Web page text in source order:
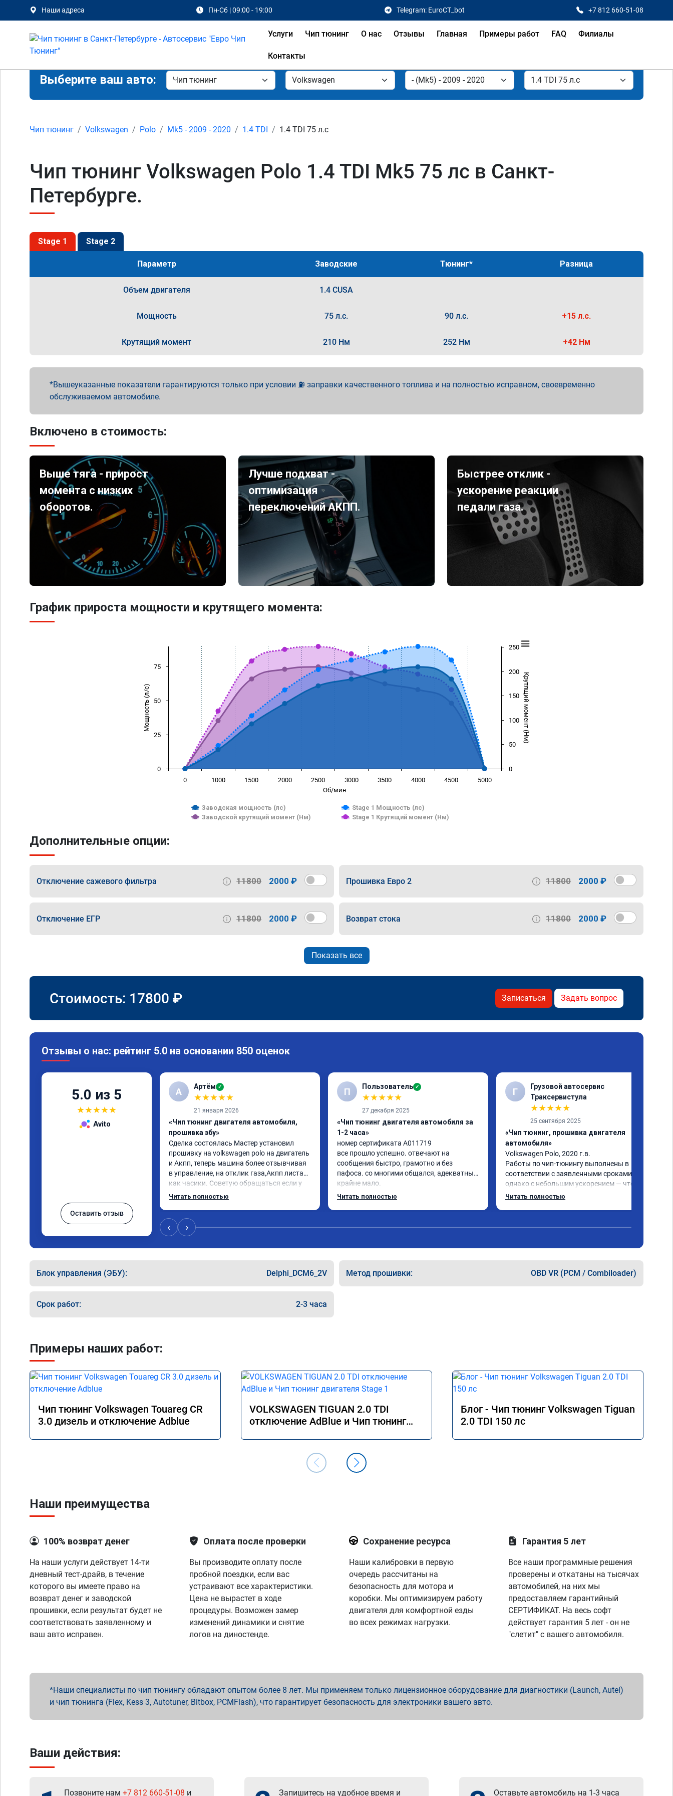
Наши адреса Пн-Сб | 09:00 - 19:00 Telegram: EuroCT_bot +7 812 660-51-08
Услуги Чип тюнинг О нас Отзывы Главная Примеры работ FAQ Филиалы
Контакты
Выберите ваш авто:
Чип тюнинг Volkswagen Polo Mk5 - 2009 - 2020 1.4 TDI 1.4 TDI 75 л.с
Чип тюнинг Volkswagen Polo 1.4 TDI Mk5 75 лс в Санкт-
Петербурге.
Stage 1 Stage 2
Параметр Заводские Тюнинг* Разница
Объем двигателя 1.4 CUSA
Мощность 75 л.с. 90 л.с. +15 л.с.
Крутящий момент 210 Нм 252 Нм +42 Нм
Вышеуказанные показатели гарантируются только при условии ⛽ заправки качественного топлива и на полностью исправном, своевременно
обслуживаемом автомобиле.
Включено в стоимость:
Выше тяга - прирост
момента с низких
оборотов.
Лучше подхват -
оптимизация
переключений АКПП.
Быстрее отклик -
ускорение реакции
педали газа.
График прироста мощности и крутящего момента:
Об/мин
Мощность (л/с) Крутящий момент (Нм)
Заводская мощность (лс)
Stage 1 Мощность (лс)
Заводской крутящий момент (Нм)
Stage 1 Крутящий момент (Нм)
0 1000 1500 2000 2500 3000 3500 4000 4500 5000
0
25
50
75
0
50
100
150
200
250
Дополнительные опции:
Отключение сажевого фильтра 11800 2000 ₽ Прошивка Евро 2 11800 2000 ₽
Отключение ЕГР 11800 2000 ₽ Возврат стока 11800 2000 ₽
Показать все
Стоимость: 17800 ₽ Записаться Задать вопрос
Отзывы о нас: рейтинг 5.0 на основании 850 оценок
5.0 из 5
★★★★★
Avito
Оставить отзыв
А Артём ✓
★★★★★
21 января 2026
«Чип тюнинг двигателя автомобиля,
прошивка эбу»
Сделка состоялась Мастер установил
прошивку на volkswagen polo на двигатель
и Акпп, теперь машина более отзывчивая
в управление, на отклик газа,Акпп листает
как часики. Советую обращаться если у
вас возникли проблемы с автомобилем
Читать полностью
П Пользователь ✓
★★★★★
27 декабря 2025
«Чип тюнинг двигателя автомобиля за
1-2 часа»
номер сертификата A011719
все прошло успешно. отвечают на
сообщения быстро, грамотно и без
пафоса. со многими общался, адекватных
крайне мало.
ребята ответили на все вопросы, все
цена была адекватная, в общем
однозначно рекомендую.
Читать полностью
Г
Грузовой автосервис
Траксервистула
★★★★★
25 сентября 2025
«Чип тюнинг, прошивка двигателя
автомобиля»
Volkswagen Polo, 2020 г.в.
Работы по чип-тюнингу выполнены в
соответствии с заявленными сроками,
однако с небольшим ускорением — что
является положительным моментом!
Читать полностью
‹ ›
Блок управления (ЭБУ): Delphi_DCM6_2V Метод прошивки: OBD VR (PCM / Combiloader)
Срок работ: 2-3 часа
Примеры наших работ:
Чип тюнинг Volkswagen Touareg CR
3.0 дизель и отключение Adblue
VOLKSWAGEN TIGUAN 2.0 TDI
отключение AdBlue и Чип тюнинг
Блог - Чип тюнинг Volkswagen Tiguan
2.0 TDI 150 лс
Наши преимущества
100% возврат денег
На наши услуги действует 14-ти
дневный тест-драйв, в течение
которого вы имеете право на
возврат денег и заводской
прошивки, если результат будет не
соответствовать заявленному и
ваш авто исправен.
Оплата после проверки
Вы производите оплату после
пробной поездки, если вас
устраивают все характеристики.
Цена не вырастет в ходе
процедуры. Возможен замер
изменений динамики и снятие
логов на диностенде.
Сохранение ресурса
Наши калибровки в первую
очередь рассчитаны на
безопасность для мотора и
коробки. Мы оптимизируем работу
двигателя для комфортной езды
во всех режимах нагрузки.
Гарантия 5 лет
Все наши программные решения
проверены и откатаны на тысячах
автомобилей, на них мы
предоставляем гарантийный
СЕРТИФИКАТ. На весь софт
действует гарантия 5 лет - он не
"слетит" с вашего автомобиля.
Наши специалисты по чип тюнингу обладают опытом более 8 лет. Мы применяем только лицензионное оборудование для диагностики (Launch, Autel)
и чип тюнинга (Flex, Kess 3, Autotuner, Bitbox, PCMFlash), что гарантирует безопасность для электроники вашего авто.
Ваши действия:
Позвоните нам +7 812 660-51-08 и Запишитесь на удобное время и Оставьте автомобиль на 1-3 часа